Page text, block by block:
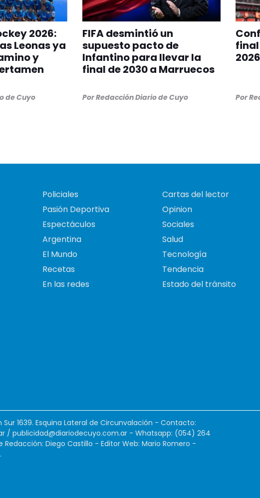
2026:
Leonas ya
y
de Cuyo
FIFA desmintió un
supuesto pacto de
Infantino para llevar la
final de 2030 a Marruecos
PorRedacción Diario de Cuyo
2026
Por
Policiales
Pasión Deportiva
Espectáculos
Argentina
El Mundo
Recetas
En las redes
Cartas del lector
Opinion
Sociales
Salud
Tecnología
Tendencia
Estado del tránsito
1639. Esquina Lateral de Circunvalación - Contacto:
/ publicidad@diariodecuyo.com.ar - Whatsapp: (054) 264
Diego Castillo - Editor Web: Mario Romero -